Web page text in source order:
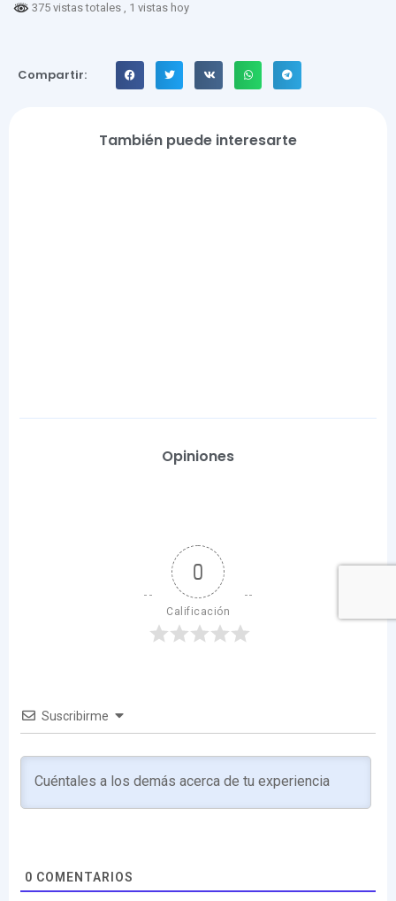
375 vistas totales , 1 vistas hoy
Compartir:
También puede interesarte
Opiniones
0
Calificación
Suscribirme
0 COMENTARIOS